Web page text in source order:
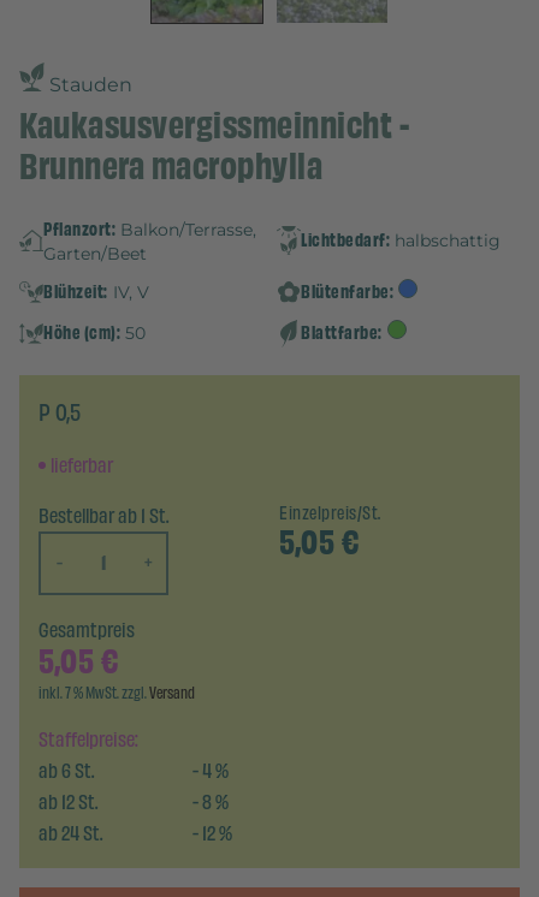
Stauden
Kaukasusvergissmeinnicht -
Brunnera macrophylla
Pflanzort: Balkon/Terrasse,
Garten/Beet
Lichtbedarf: halbschattig
Blühzeit: IV, V
Blütenfarbe:
Höhe (cm): 50 Blattfarbe:
P 0,5
lieferbar
Bestellbar ab 1 St.
-
+
Einzelpreis/St.
5,05€
Staffelpreise:
ab6St. -4%
ab12St. -8%
ab24St. -12%
Gesamtpreis
5,05€
inkl. 7 % MwSt. zzgl.Versand